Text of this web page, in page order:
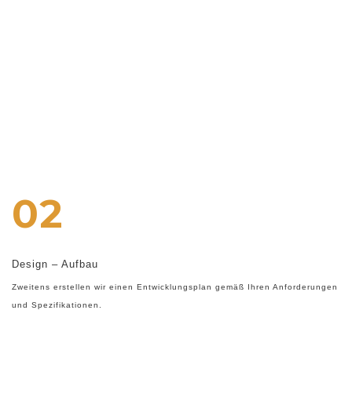
02
Design – Aufbau
Zweitens erstellen wir einen Entwicklungsplan gemäß Ihren Anforderungen
und Spezifikationen.